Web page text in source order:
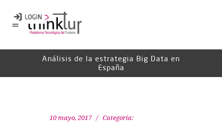
Análisis de la estrategia Big Data en
España
10 mayo, 2017 Categoría: